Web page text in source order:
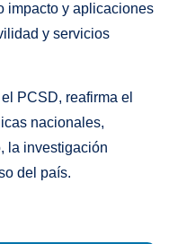
impacto y aplicaciones
y servicios
PCSD, reafirma el
nacionales,
la investigación
del país.